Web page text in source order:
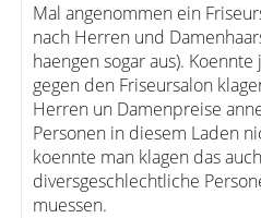
Mal angenommen ein
nach Herren und
haengen sogar aus).
gegen den Friseursalon
Herren un Damenpreise
Personen in diesem Laden
koennte man klagen das
diversgeschlechtliche
muessen.